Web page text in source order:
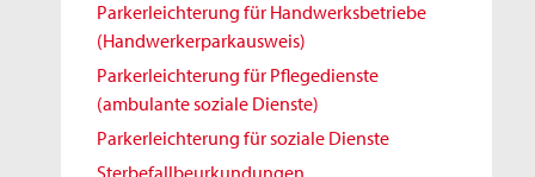
Parkerleichterung für Handwerksbetriebe
(Handwerkerparkausweis)
Parkerleichterung für Pflegedienste
(ambulante soziale Dienste)
Parkerleichterung für soziale Dienste
Sterbefallbeurkundungen